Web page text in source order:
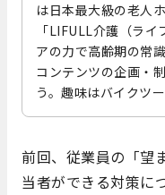
は日本最大級の老人
「LIFULL介護（ラ
アの力で高齢期の常
コンテンツの企画・
う。趣味はバイクツ
前回、従業員の「望
当者ができる対策に